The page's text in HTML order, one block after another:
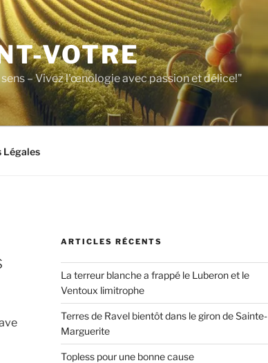
VOTRE
– Vivez l'œnologie avec passion et délice!"
Légales
ARTICLES RÉCENTS
La terreur blanche a frappé le Luberon et le
Ventoux limitrophe
Terres de Ravel bientôt dans le giron de Sainte-
Marguerite
Topless pour une bonne cause